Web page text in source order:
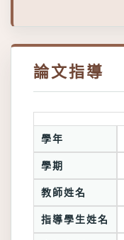
論文指導
學年
學期
教師姓名
指導學生姓名